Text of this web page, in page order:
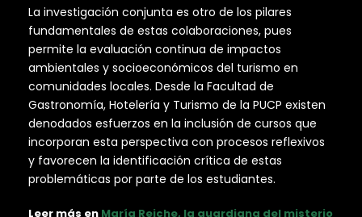
La investigación conjunta es otro de los pilares
fundamentales de estas colaboraciones, pues
permite la evaluación continua de impactos
ambientales y socioeconómicos del turismo en
comunidades locales. Desde la Facultad de
Gastronomía, Hotelería y Turismo de la PUCP existen
denodados esfuerzos en la inclusión de cursos que
incorporan esta perspectiva con procesos reflexivos
y favorecen la identificación crítica de estas
problemáticas por parte de los estudiantes.
Leer más en María Reiche, la guardiana del misterio